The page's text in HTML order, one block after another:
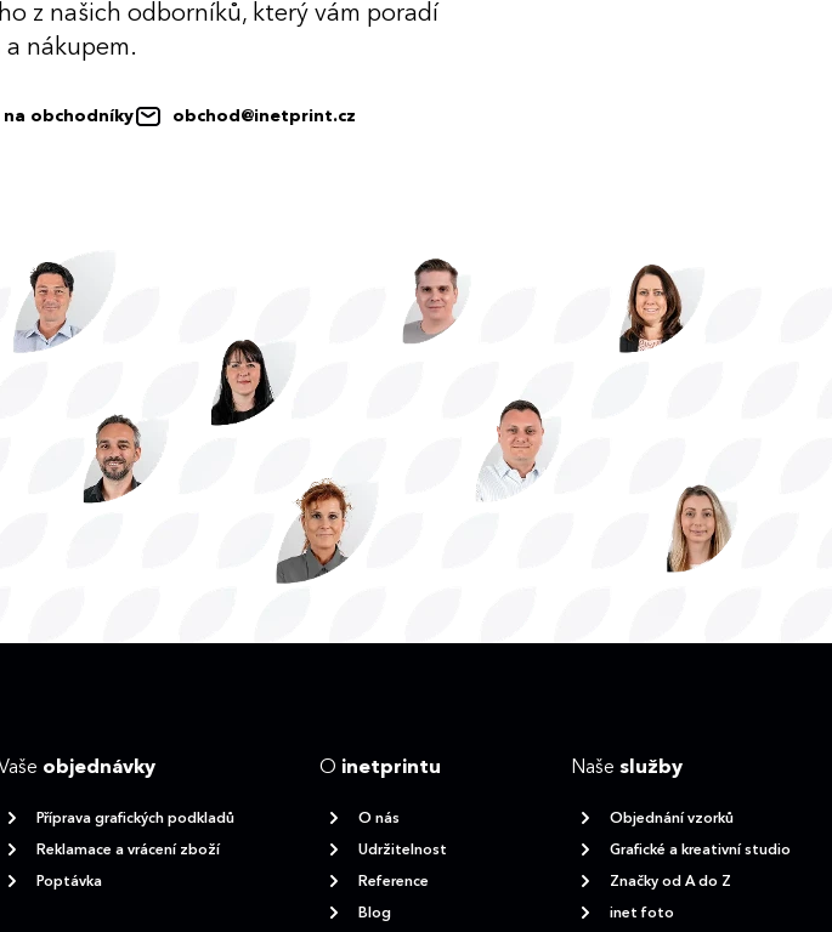
z našich odborníků, který vám poradí
a nákupem.
obchodníky obchod@inetprint.cz
Vaše objednávky
Příprava grafických podkladů
Reklamace a vrácení zboží
Poptávka
O inetprintu
O nás
Udržitelnost
Reference
Blog
Naše služby
Objednání vzorků
Grafické a kreativní studio
Značky od A do Z
inet foto